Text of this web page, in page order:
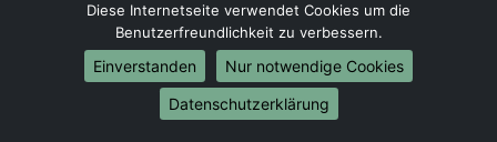
Umzug von Halle Saale nach Irland
Umzug von Halle Saale nach Lettland
Umzug von Halle Saale nach Zypern
Umzug von Halle Saale nach Kroatien
Umzug von Halle Saale nach Estland
Diese Internetseite verwendet Cookies um die
Benutzerfreundlichkeit zu verbessern.
Einverstanden
Nur notwendige Cookies
Datenschutzerklärung